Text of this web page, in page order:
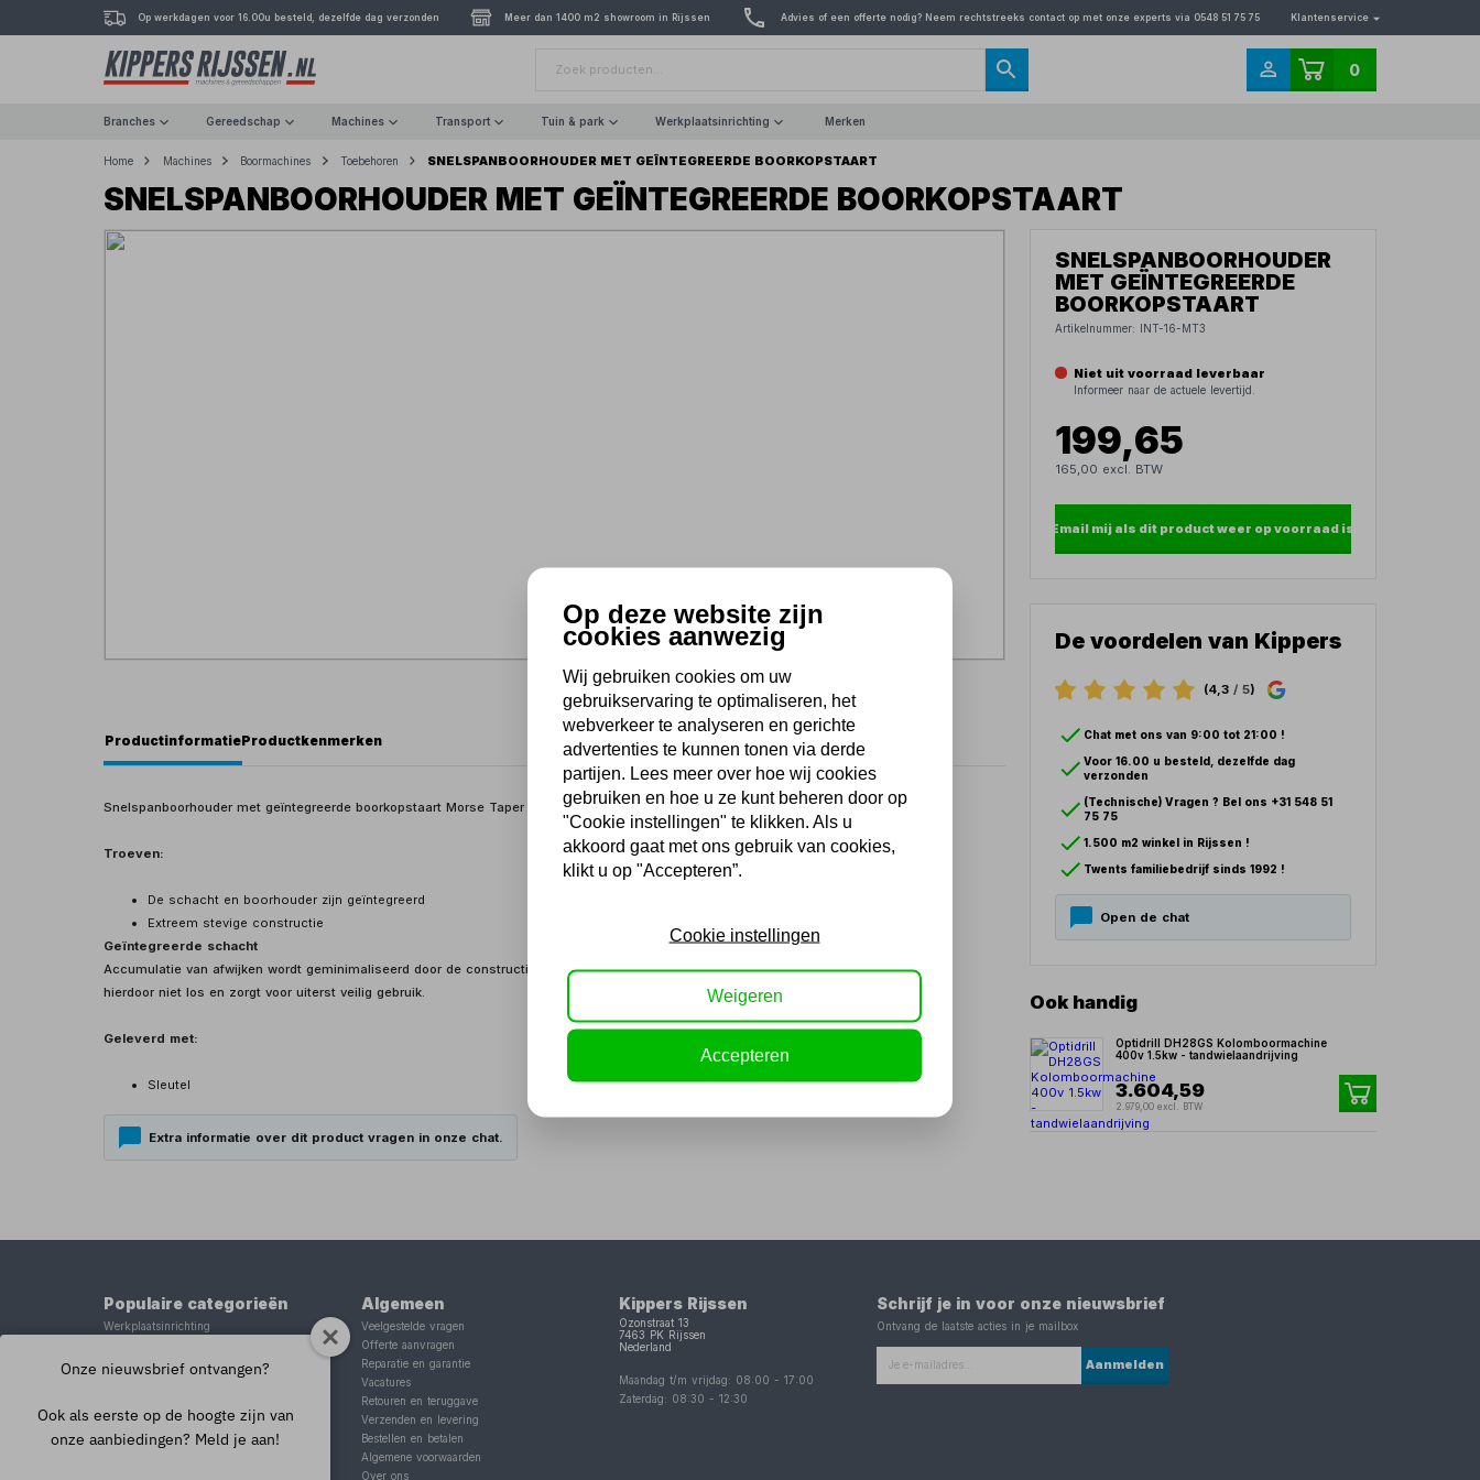
Op werkdagen voor 16.00u besteld, dezelfde dag verzonden Meer dan 1400 m2 showroom in Rijssen Advies of een offerte nodig? Neem rechtstreeks contact op met onze experts via 0548 51 75 75 Klantenservice
0
Branches Gereedschap Machines Transport Tuin & park Werkplaatsinrichting Merken
Home Machines Boormachines Toebehoren SNELSPANBOORHOUDER MET GEÏNTEGREERDE BOORKOPSTAART
SNELSPANBOORHOUDER MET GEÏNTEGREERDE BOORKOPSTAART
ProductinformatieProductkenmerken
Snelspanboorhouder met geïntegreerde boorkopstaart Morse Taper (MT).
Troeven:
De schacht en boorhouder zijn geïntegreerd
Extreem stevige constructie
Geïntegreerde schacht
Accumulatie van afwijken wordt geminimaliseerd door de constructie met geïntegreerde schacht. De boorhouder geraakt
hierdoor niet los en zorgt voor uiterst veilig gebruik.
Geleverd met:
Sleutel
Extra informatie over dit product vragen in onze chat.
SNELSPANBOORHOUDER
MET GEÏNTEGREERDE
BOORKOPSTAART
Artikelnummer: INT-16-MT3
Niet uit voorraad leverbaar
Informeer naar de actuele levertijd.
199,65
165,00 excl. BTW
Email mij als dit product weer op voorraad is
De voordelen van Kippers
(4,3/ 5)
Chat met ons van 9:00 tot 21:00 !
Voor 16.00 u besteld, dezelfde dag
verzonden
(Technische) Vragen ? Bel ons +31 548 51
75 75
1.500 m2 winkel in Rijssen !
Twents familiebedrijf sinds 1992 !
Open de chat
Ook handig
Optidrill DH28GS Kolomboormachine
400v 1.5kw - tandwielaandrijving
3.604,59
2.979,00 excl. BTW
Populaire categorieën
Werkplaatsinrichting
Tig lasapparaat
Motorlift
Schaarlift
Algemeen
Veelgestelde vragen
Offerte aanvragen
Reparatie en garantie
Vacatures
Retouren en teruggave
Verzenden en levering
Bestellen en betalen
Algemene voorwaarden
Over ons
Kippers Rijssen
Ozonstraat 13
7463 PK
Rijssen
Nederland
Maandag t/m vrijdag: 08:00 -17:00
Zaterdag: 08:30 -12:30
Schrijf je in voor onze nieuwsbrief
Ontvang de laatste acties in je mailbox
Aanmelden
Op deze website zijn
cookies aanwezig
Wij gebruiken cookies om uw
gebruikservaring te optimaliseren, het
webverkeer te analyseren en gerichte
advertenties te kunnen tonen via derde
partijen. Lees meer over hoe wij cookies
gebruiken en hoe u ze kunt beheren door op
"Cookie instellingen" te klikken. Als u
akkoord gaat met ons gebruik van cookies,
klikt u op "Accepteren”.
Cookie instellingen
Weigeren
Accepteren
Onze nieuwsbrief ontvangen?
Ook als eerste op de hoogte zijn van
onze aanbiedingen? Meld je aan!